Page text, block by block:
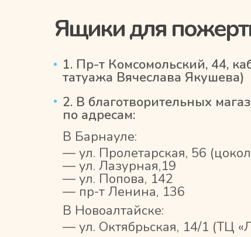
Ящики для
— ул. Октябрьская, 14/1 (ТЦ
В Новоалтайске:
— ул. Пролетарская, 56
— ул. Лазурная,19
— ул. Попова, 142
— пр-т Ленина, 136
В Барнауле:
2. В благотворительных
по адресам:
1. Пр-т Комсомольский, 44,
татуажа Вячеслава Якушева)